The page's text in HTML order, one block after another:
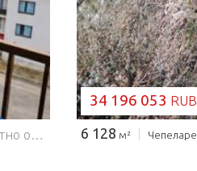
SUPRIMMO Agency: ... Мы предлагаем просторный, комфортно обставленный мезонет в непосредственной близости от лыжных трасс, отличный вариант для вашего собственного горного дома или инвестиционной недвижимости с потенциалом аренды. Здание, в котором расположена эта недвижимость, является частью популярного курортного комплекса, расположенного на высоте 1675 метров над уровнем моря в районе Студенец, всего около 50 метров от лыжных трасс и гондольного подъемника к вершине Снежна. Удобства комплекса: рестораны в здании; бассейн и спа-центр; фитнес и боулинг; Парковка. Общая площадь квартиры составляет 111 кв.м, и она расположена на 4-м и 5-м этажах в комплексе с встроенной инфраструктурой. Вид расположен с востока и юга, а с двух террас открываются панорамные виды на зелень местности. Недвижимость полностью меблирована и готова к использованию. Гостиная зона сочетает в себе зону для отдыха, столовую и мини-кухню, а камин добавляет тепла в зимний сезон. Распределение: гостиная первого этажа с столовой и мини-кухней, спальня, ванная с туалетом, шкаф и терраса; Главная спальня второго этажа, ванная с туалетом и террасой. Преимущества: расположение на вершине рядом с лыжными трассами; панорамные виды на лес и холмы с обеих террас; камин в гостиной; готов к личному использованию; возможность немедленной аренды; комплекс с встроенной инфраструктурой и удобствами. Мы ждём вашего вопроса. Если вы хотите организовать осмотр интересующего вас объекта или посетить один из наших офисов, пожалуйста, свяжитесь с нами. Чтобы договориться о дне и времени для встречи или просмотра, вы можете позвонить по номеру телефона, указанному в объявлении, или отправить запрос по электронной почте. Наш консультант поможет вам со всеми необходимыми деталями и назначит удобное для вас время. Вы ищете подходящую недвижимость для себя? Не стесняйтесь связаться с нами и рассказать о своих потребностях и предпочтениях. Наша команда проведёт глубокое исследование рынка, чтобы предложить вам недвижимость, которая соответствует вашим потребностям. Для получения дополнительной информации свяжитесь с нами и уточните референсный номер недвижимости. Пожалуйста, скажите, что видели объявление на этом сайте. Номер ссылки: STO-141496 Тел: ... , 02 454 13 16 Ответственный брокер: Яна Янчева
34 196 053 RUB
6 128 м² Чепеларе